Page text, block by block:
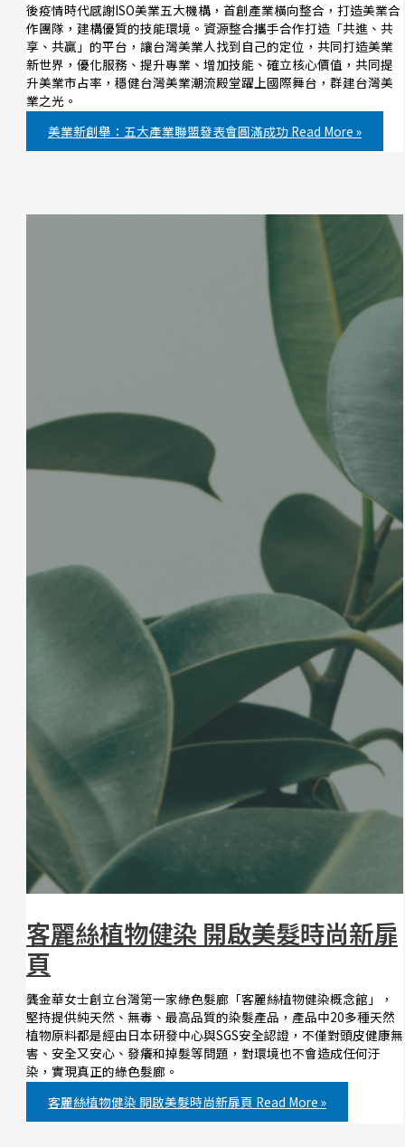
後疫情時代感謝ISO美業五大機構，首創產業橫向整合，打造美業合
作團隊，建構優質的技能環境。資源整合攜手合作打造「共進、共
享、共贏」的平台，讓台灣美業人找到自己的定位，共同打造美業
新世界，優化服務、提升專業、增加技能、確立核心價值，共同提
升美業市占率，穩健台灣美業潮流殿堂躍上國際舞台，群建台灣美
業之光。
美業新創舉：五大產業聯盟發表會圓滿成功 Read More »
客麗絲植物健染 開啟美髮時尚新扉
頁
龔金華女士創立台灣第一家綠色髮廊「客麗絲植物健染概念館」，
堅持提供純天然、無毒、最高品質的染髮產品，產品中20多種天然
植物原料都是經由日本研發中心與SGS安全認證，不僅對頭皮健康無
害、安全又安心、發癢和掉髮等問題，對環境也不會造成任何汙
染，實現真正的綠色髮廊。
客麗絲植物健染 開啟美髮時尚新扉頁 Read More »